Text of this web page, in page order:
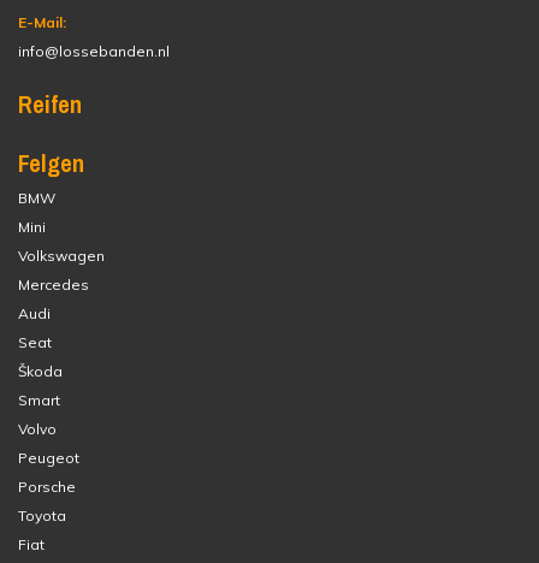
E-Mail:
info@lossebanden.nl
Reifen
Felgen
BMW
Mini
Volkswagen
Mercedes
Audi
Seat
Škoda
Smart
Volvo
Peugeot
Porsche
Toyota
Fiat